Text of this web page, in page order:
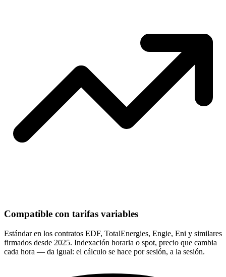
Compatible con tarifas variables
Estándar en los contratos EDF, TotalEnergies, Engie, Eni y similares
firmados desde 2025. Indexación horaria o spot, precio que cambia
cada hora — da igual: el cálculo se hace por sesión, a la sesión.